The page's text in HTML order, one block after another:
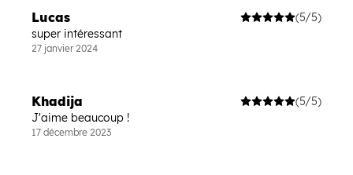
Lucas
(5/5)
super intéressant
27 janvier 2024
Khadija
(5/5)
J'aime beaucoup !
17 décembre 2023